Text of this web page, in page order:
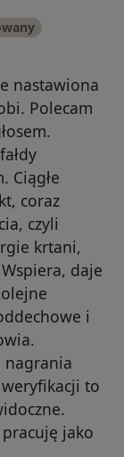
nastawiona
Polecam
Ciągłe
coraz
czyli
krtani,
daje
i
nagrania
weryfikacji to
jako